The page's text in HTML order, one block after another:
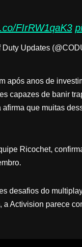
FIrRW1qaK3
Updates
após anos de
capazes de banir
que muitas
Ricochet,
desafios do
a Activision parece